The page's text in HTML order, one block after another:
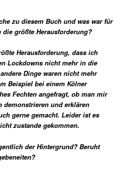
zu diesem Buch und was war für
größte Herausforderung?
Herausforderung, dass ich
Lockdowns nicht mehr in die
Dinge waren nicht mehr
Beispiel bei einem Kölner
Fechten angefragt, ob man mir
demonstrieren und erklären
gerne gemacht. Leider ist es
zustande gekommen.
der Hintergrund? Beruht